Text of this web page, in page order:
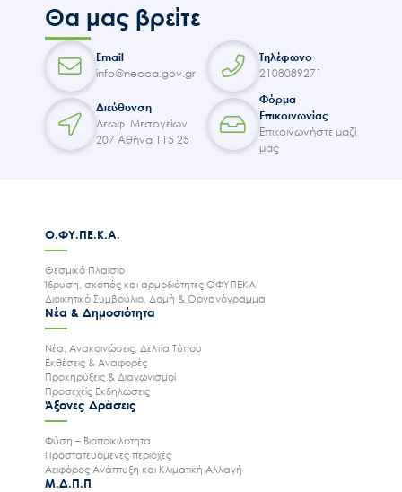
Άξονες δράσης
Μ.Δ.Π.Π.
Έργα
Εισιτήρια
Επικοινωνία
Θα μας βρείτε
Email
info@necca.gov.gr
Τηλέφωνο
2108089271
Διεύθυνση
Λεωφ. Μεσογείων
207 Αθήνα 115 25
Φόρμα
Επικοινωνίας
Επικοινωνήστε μαζί
μας
Ο.ΦΥ.ΠΕ.Κ.Α.
Θεσμικό Πλαισιο
Ίδρυση, σκοπός και αρμοδιότητες ΟΦΥΠΕΚΑ
Διοικητικό Συμβούλιο, Δομή & Οργανόγραμμα
Νέα & Δημοσιότητα
Νέα, Ανακοινώσεις, Δελτία Τύπου
Εκθέσεις & Αναφορές
Προκηρύξεις & Διαγωνισμοί
Προσεχείς Εκδηλώσεις
Άξονες Δράσεις
Φύση – Βιοποικιλότητα
Προστατευόμενες περιοχές
Αειφόρος Ανάπτυξη και Κλιματική Αλλαγή
Μ.Δ.Π.Π